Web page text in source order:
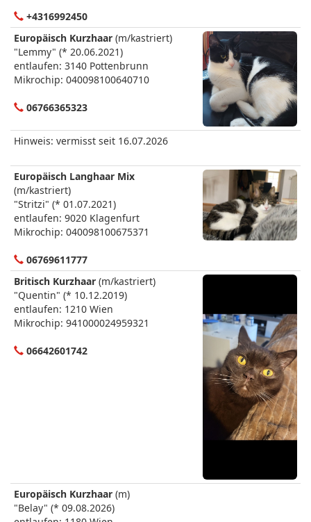
+4316992450
Europäisch Kurzhaar (m/kastriert)
"Lemmy" (* 20.06.2021)
entlaufen: 3140 Pottenbrunn
Mikrochip: 040098100640710
06766365323
Hinweis: vermisst seit 16.07.2026
Europäisch Langhaar Mix
(m/kastriert)
"Stritzi" (* 01.07.2021)
entlaufen: 9020 Klagenfurt
Mikrochip: 040098100675371
06769611777
Britisch Kurzhaar (m/kastriert)
"Quentin" (* 10.12.2019)
entlaufen: 1210 Wien
Mikrochip: 941000024959321
06642601742
Europäisch Kurzhaar (m)
"Belay" (* 09.08.2026)